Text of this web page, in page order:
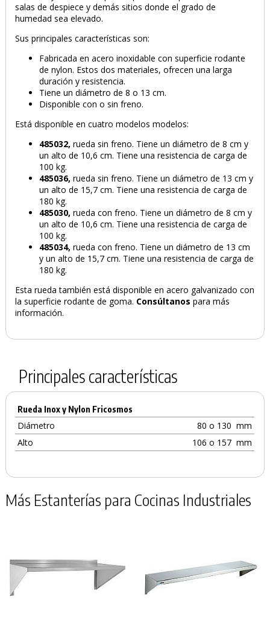
PRODUCTO AÑADIDO AL CARRITO
salas de despiece y demás sitios donde el grado de
humedad sea elevado.
Sus principales características son:
Fabricada en acero inoxidable con superficie rodante
de nylon. Estos dos materiales, ofrecen una larga
duración y resistencia.
Tiene un diámetro de 8 o 13 cm.
Disponible con o sin freno.
Está disponible en cuatro modelos modelos:
485032,rueda sin freno. Tiene un diámetro de 8 cm y
un alto de 10,6 cm. Tiene una resistencia de carga de
100 kg.
485036,rueda sin freno. Tiene un diámetro de 13 cm y
un alto de 15,7 cm. Tiene una resistencia de carga de
180 kg.
485030,rueda con freno. Tiene un diámetro de 8 cm y
un alto de 10,6 cm. Tiene una resistencia de carga de
100 kg.
485034,rueda con freno. Tiene un diámetro de 13 cm
y un alto de 15,7 cm. Tiene una resistencia de carga de
180 kg.
Esta rueda también está disponible en acero galvanizado con
la superficie rodante de goma. Consúltanos para más
información.
Principales características
Rueda Inox y Nylon Fricosmos
Diámetro 80 o 130 mm
Alto
106 o 157 mm
Más Estanterías para Cocinas Industriales